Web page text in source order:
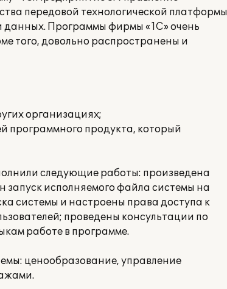
передовой технологической платформы
данных. Программы фирмы «1С» очень
того, довольно распространены и
организациях;
программного продукта, который
следующие работы: произведена
запуск исполняемого файла системы на
системы и настроены права доступа к
проведены консультации по
работе в программе.
ценообразование, управление